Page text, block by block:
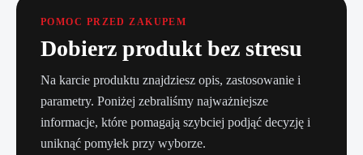
POMOC PRZED ZAKUPEM
Dobierz produkt bez stresu
Na karcie produktu znajdziesz opis, zastosowanie i
parametry. Poniżej zebraliśmy najważniejsze
informacje, które pomagają szybciej podjąć decyzję i
uniknąć pomyłek przy wyborze.